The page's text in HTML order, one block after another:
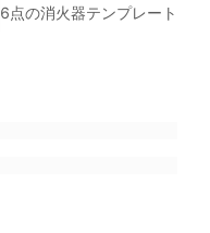
6点の消火器テンプレート